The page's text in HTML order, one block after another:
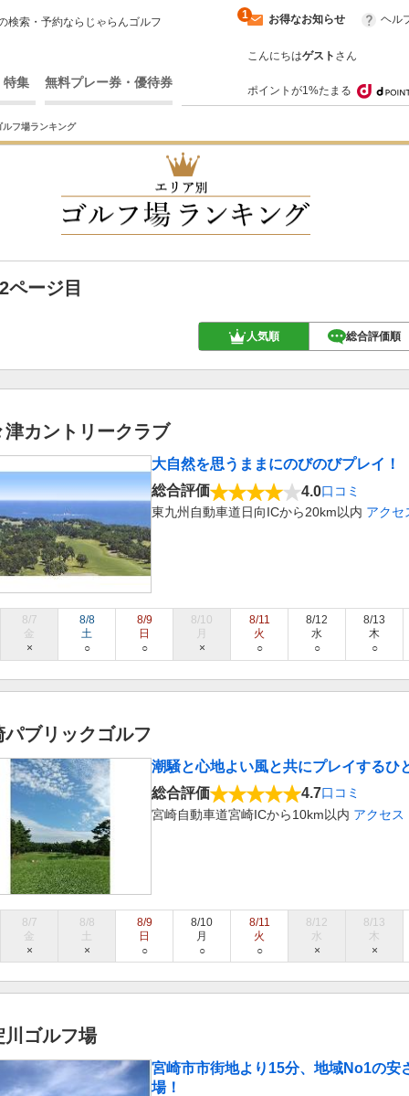
検索・予約ならじゃらんゴルフ
特集 無料プレー券・優待券
お得なお知らせ
1 ヘル
こんにちはゲスト さん
ポイントが1%たまる
ルフ場ランキング
ページ目
人気順 総合評価順
津カントリークラブ
大自然を思うままにのびのびプレイ！
総合評価
4.0口コミ
東九州自動車道日向ICから20km以内 アクセ
8/7
金
×
8/8
土
○
8/9
日
○
8/10
×
8/11
火
○
8/12
水
○
8/13
木
○
パブリックゴルフ
潮騒と心地よい風と共にプレイするひ
総合評価
4.7口コミ
宮崎自動車道宮崎ICから10km以内 アクセス
8/7
金
×
8/8
土
×
8/9
日
○
8/10
月
○
8/11
火
○
8/12
水
×
8/13
木
×
川ゴルフ場
宮崎市市街地より15分、地域No1の安
場！